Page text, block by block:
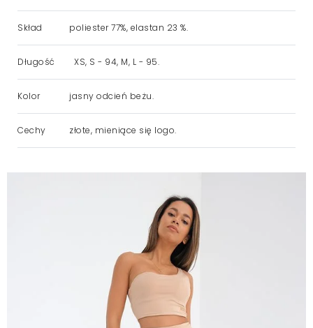
Skład poliester 77%, elastan 23 %.
Długość XS, S - 94, M, L - 95.
Kolor jasny odcień beżu.
Cechy złote, mieniące się logo.